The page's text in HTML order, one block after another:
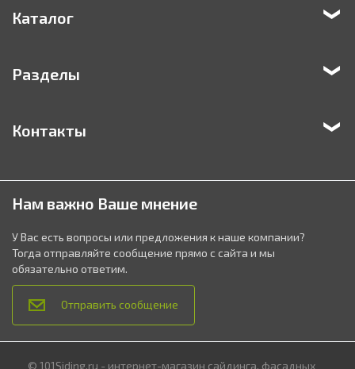
Каталог
Разделы
Контакты
Нам важно Ваше мнение
У Вас есть вопросы или предложения к наше компании?
Тогда отправляйте сообщение прямо с сайта и мы
обязательно ответим.
Отправить сообщение
© 101Siding.ru - интернет-магазин сайдинга, фасадных